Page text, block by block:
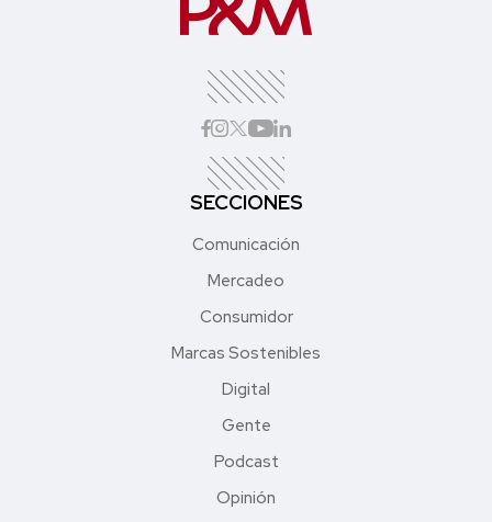
SECCIONES
Comunicación
Mercadeo
Consumidor
Marcas Sostenibles
Digital
Gente
Podcast
Opinión